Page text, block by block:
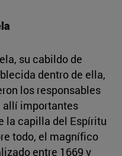
su cabildo de
dentro de ella,
los responsables
allí importantes
la capilla del Espíritu
todo, el magnífico
entre 1669 y